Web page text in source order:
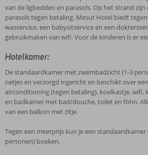
van de ligbedden en parasols. Op het strand zijn
parasols tegen betaling. Mesut Hotel biedt
wasservice, een babysitservice en een
gebruikmaken van wifi. Voor de kinderen is er
Hotelkamer:
De standaardkamer met zwembadzicht (1-3
netjes en verzorgd ingericht en beschikt over
airconditioning (tegen betaling), koelkastje, wifi,
en badkamer met bad/douche, toilet en föhn.
van een balkon met zitje.
Tegen een meerprijs kun je een standaardkamer
personen) boeken.